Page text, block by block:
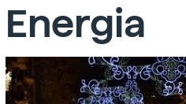
Energia